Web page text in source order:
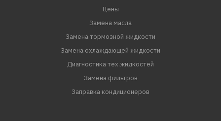
Цены
Замена масла
Замена тормозной жидкости
Замена охлаждающей жидкости
Диагностика тех.жидкостей
Замена фильтров
Заправка кондиционеров